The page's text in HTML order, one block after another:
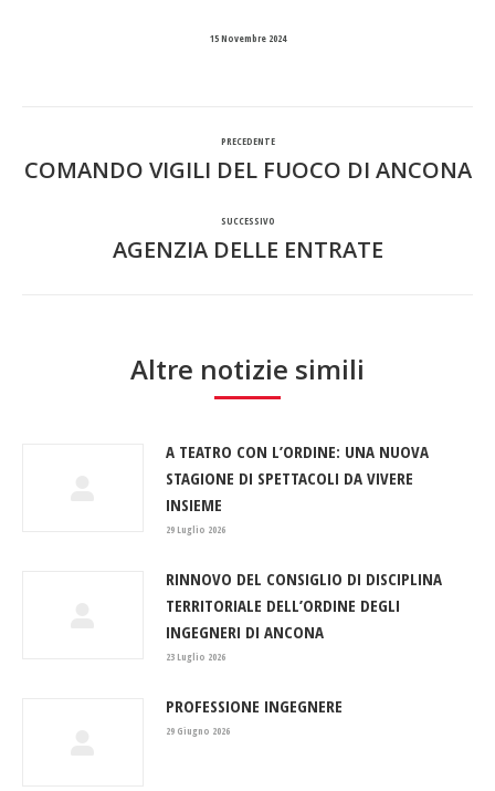
15 Novembre 2024
tra
PRECEDENTE
Post
COMANDO VIGILI DEL FUOCO DI ANCONA
SUCCESSIVO
Prossimo
AGENZIA DELLE ENTRATE
Altre notizie simili
A TEATRO CON L’ORDINE: UNA NUOVA
STAGIONE DI SPETTACOLI DA VIVERE
INSIEME
29 Luglio 2026
RINNOVO DEL CONSIGLIO DI DISCIPLINA
TERRITORIALE DELL’ORDINE DEGLI
INGEGNERI DI ANCONA
23 Luglio 2026
PROFESSIONE INGEGNERE
29 Giugno 2026